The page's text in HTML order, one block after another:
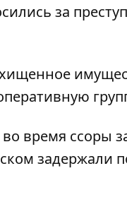
за
время ссоры
задержали